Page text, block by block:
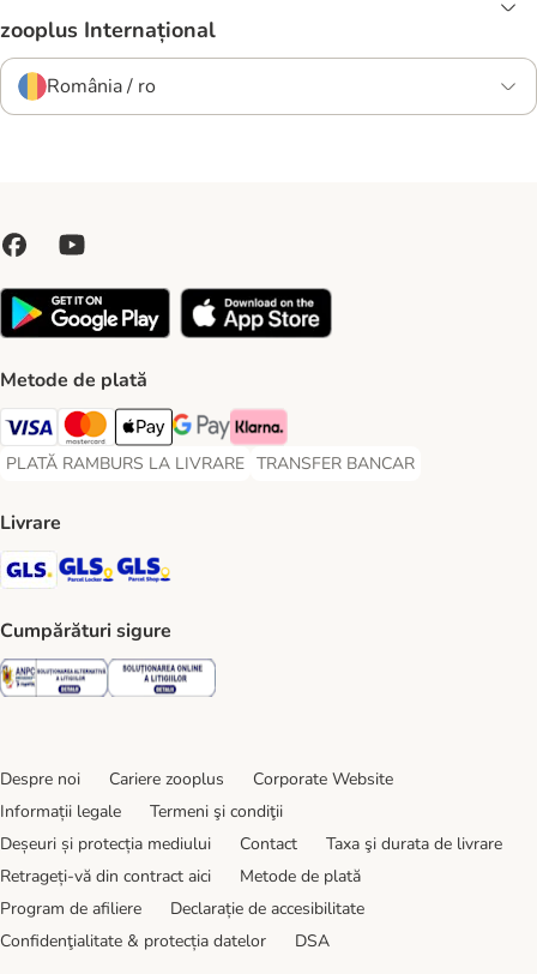
zooplus Internațional
România / ro
Metode de plată
Visa Payment Method
Master Card Payment Method
Apple Pay Payment Method
Google Pay Payment Method
Klarna Payment Method
PLATĂ RAMBURS LA LIVRARE
PLATĂ RAMBURS LA LIVRARE Payment Method
TRANSFER BANCAR
TRANSFER BANCAR Payment
Livrare
GLS Shipping Method
GLS Locker Shipping Method
Cumpărături sigure
Security Security
Despre noi Cariere zooplus
Corporate Website
Informații legale
Termeni şi condiţii
Deșeuri și protecția mediului
Contact
Taxa şi durata de livrare
Retrageți-vă din contract aici
Metode de plată
Program de afiliere
Declarație de accesibilitate
Confidenţialitate & protecția datelor
DSA